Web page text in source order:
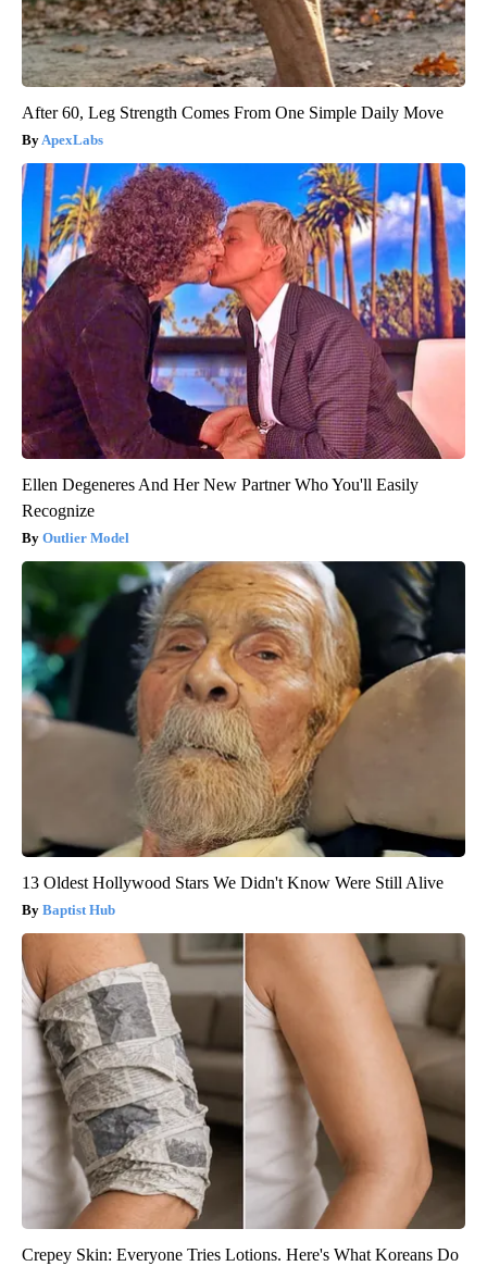
After 60, Leg Strength Comes From One Simple Daily Move
ApexLabs
Ellen Degeneres And Her New Partner Who You'll Easily
Recognize
Outlier Model
13 Oldest Hollywood Stars We Didn't Know Were Still Alive
Baptist Hub
Crepey Skin: Everyone Tries Lotions. Here's What Koreans Do